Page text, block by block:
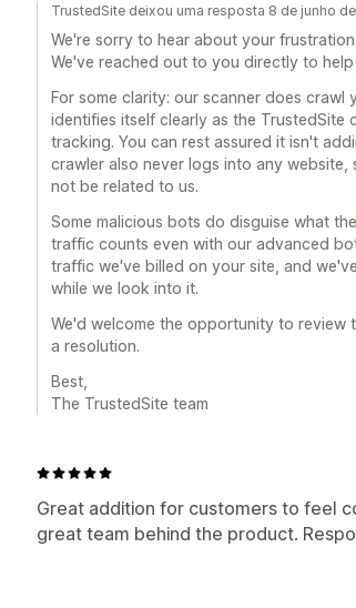
TrustedSite deixou uma resposta 8 de junho
We're sorry to hear about your
We've reached out to you directly to
For some clarity: our scanner does
identifies itself clearly as the
tracking. You can rest assured it isn't
crawler also never logs into any
not be related to us.
Some malicious bots do disguise what
traffic counts even with our advanced
traffic we've billed on your site, and
while we look into it.
We'd welcome the opportunity to
a resolution.
Best,
The TrustedSite team
Great addition for customers to feel
great team behind the product.